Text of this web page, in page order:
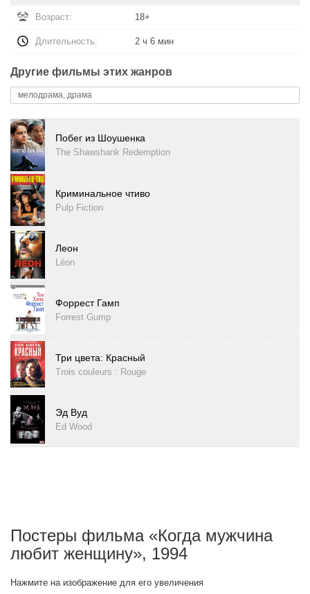
Возраст: 18+
Длительность: 2 ч 6 мин
Другие фильмы этих жанров
мелодрама, драма
Побег из Шоушенка
The Shawshank Redemption
Криминальное чтиво
Pulp Fiction
Леон
Léon
Форрест Гамп
Forrest Gump
Три цвета: Красный
Trois couleurs : Rouge
Эд Вуд
Ed Wood
Постеры фильма «Когда мужчина
любит женщину», 1994
Нажмите на изображение для его увеличения